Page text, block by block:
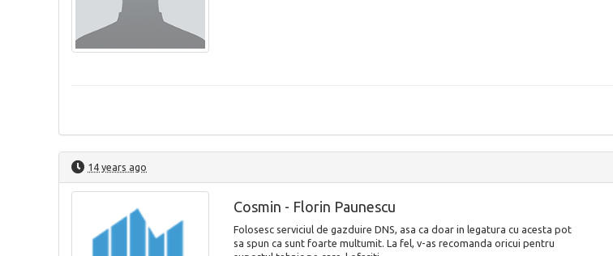
14 years ago
Cosmin - Florin Paunescu
Folosesc serviciul de gazduire DNS, asa ca doar in legatura cu acesta pot
sa spun ca sunt foarte multumit. La fel, v-as recomanda oricui pentru